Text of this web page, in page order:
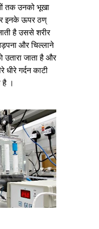
तक उनको भूखा
इनके ऊपर ठण्
है उससे शरीर
और चिल्लाने
जाता है और
गर्दन काटी
है ।